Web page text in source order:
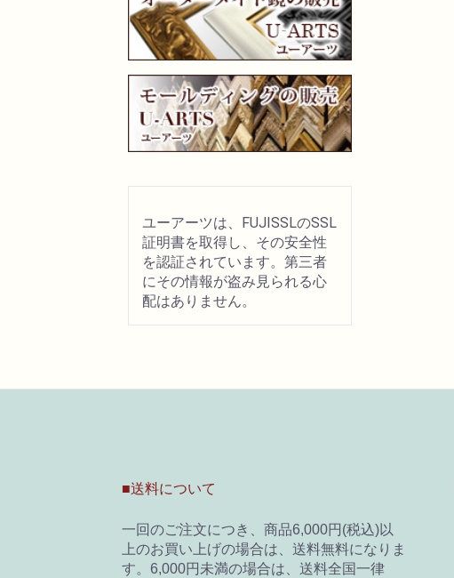
ユーアーツは、FUJISSLのSSL
証明書を取得し、その安全性
を認証されています。第三者
にその情報が盗み見られる心
配はありません。
■送料について
一回のご注文につき、商品6,000円(税込)以
上のお買い上げの場合は、送料無料になりま
す。6,000円未満の場合は、送料全国一律